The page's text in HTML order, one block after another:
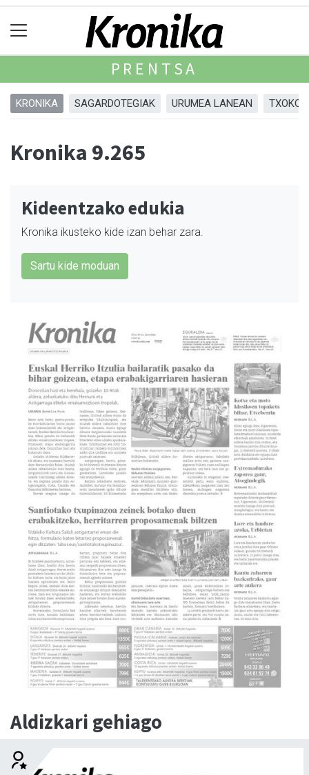
PRENTSA
KRONIKA SAGARDOTEGIAK URUMEA LANEAN
Kronika 9.265
Kideentzako edukia
Kronika ikusteko kide izan behar zara.
Sartu kide moduan
Aldizkari gehiago